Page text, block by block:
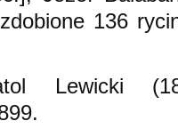
136
Lewicki